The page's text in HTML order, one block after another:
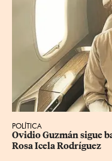
POLÍTICA
Ovidio Guzmán sigue
Rosa Icela Rodríguez